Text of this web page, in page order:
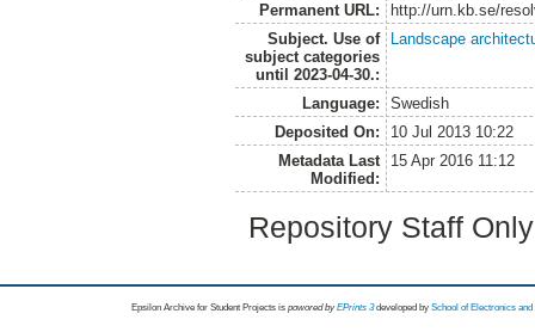
Permanent URL:
http://urn.kb.se/
Subject. Use of
subject categories
until 2023-04-30.:
Landscape
Language:
Swedish
Deposited On:
10 Jul 2013 10:22
Metadata Last
Modified:
15 Apr 2016 11:12
Repository Staff
Epsilon Archive for Student Projects is powored byEPrints 3 developed by School of Electronics